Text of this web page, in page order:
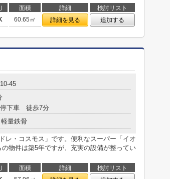
面積 詳細
検討リスト
60.65㎡ 詳細を見る 追加する
45
停下車 徒歩7分
軽量鉄骨
レ・コスモス」です。便利なスーパー「イオ
物件は築5年ですが、充実の設備が整ってい
面積 詳細
検討リスト